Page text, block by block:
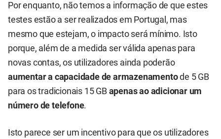
Por enquanto, não temos a informação de que estes
testes estão a ser realizados em Portugal, mas
mesmo que estejam, o impacto será mínimo. Isto
porque, além de a medida ser válida apenas para
novas contas, os utilizadores ainda poderão
aumentar a capacidade de armazenamentode 5 GB
para os tradicionais 15 GB apenas ao adicionar um
número de telefone.
Isto parece ser um incentivo para que os utilizadores